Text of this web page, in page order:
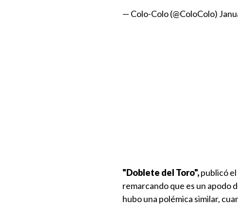
— Colo-Colo (@ColoColo)
"Doblete del Toro",publicó
remarcando que es un apodo
hubo una polémica similar,